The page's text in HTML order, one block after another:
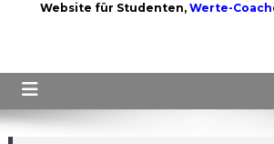
Website für Studenten, Werte-Coach